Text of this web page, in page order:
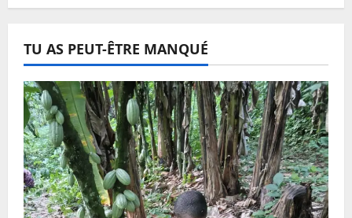
TU AS PEUT-ÊTRE MANQUÉ